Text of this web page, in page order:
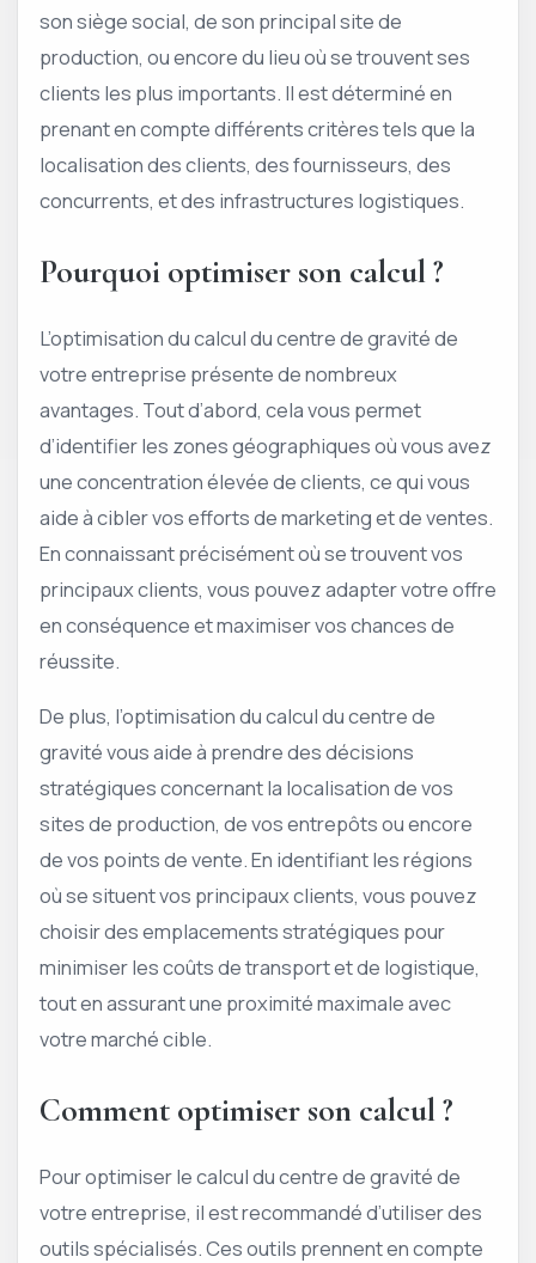
son siège social, de son principal site de
production, ou encore du lieu où se trouvent ses
clients les plus importants. Il est déterminé en
prenant en compte différents critères tels que la
localisation des clients, des fournisseurs, des
concurrents, et des infrastructures logistiques.
Pourquoi optimiser son calcul ?
L’optimisation du calcul du centre de gravité de
votre entreprise présente de nombreux
avantages. Tout d’abord, cela vous permet
d’identifier les zones géographiques où vous avez
une concentration élevée de clients, ce qui vous
aide à cibler vos efforts de marketing et de ventes.
En connaissant précisément où se trouvent vos
principaux clients, vous pouvez adapter votre offre
en conséquence et maximiser vos chances de
réussite.
De plus, l’optimisation du calcul du centre de
gravité vous aide à prendre des décisions
stratégiques concernant la localisation de vos
sites de production, de vos entrepôts ou encore
de vos points de vente. En identifiant les régions
où se situent vos principaux clients, vous pouvez
choisir des emplacements stratégiques pour
minimiser les coûts de transport et de logistique,
tout en assurant une proximité maximale avec
votre marché cible.
Comment optimiser son calcul ?
Pour optimiser le calcul du centre de gravité de
votre entreprise, il est recommandé d’utiliser des
outils spécialisés. Ces outils prennent en compte